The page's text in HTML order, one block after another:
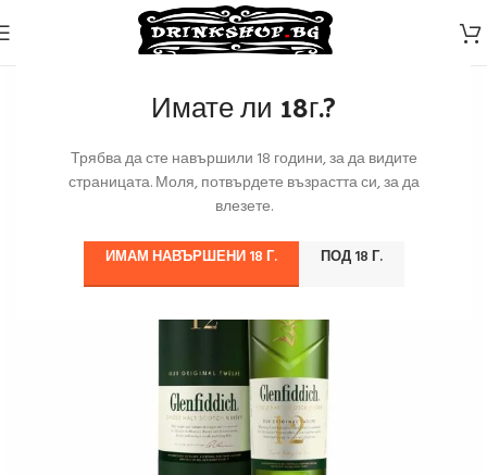
Имате ли 18г.?
Трябва да сте навършили 18 години, за да видите
страницата. Моля, потвърдете възрастта си, за да
влезете.
ИМАМ НАВЪРШЕНИ 18 Г. ПОД 18 Г.